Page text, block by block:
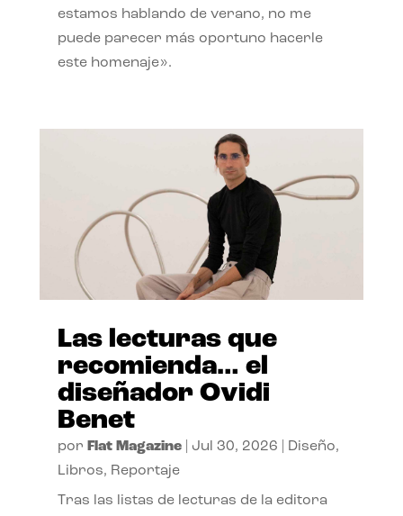
estamos hablando de verano, no me
puede parecer más oportuno hacerle
este homenaje».
Las lecturas que
recomienda… el
diseñador Ovidi
Benet
por Flat Magazine| Jul 30, 2026 Diseño,
Libros, Reportaje
Tras las listas de lecturas de la editora